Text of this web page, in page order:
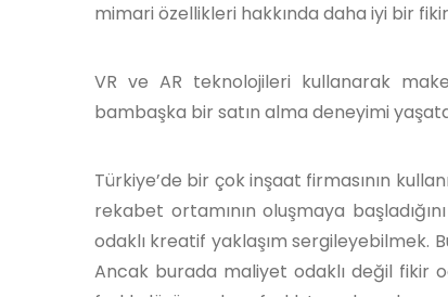
mimari özellikleri hakkında daha iyi bir
VR ve AR teknolojileri kullanarak
bambaşka bir satın alma deneyimi
Türkiye’de bir çok inşaat firmasının
rekabet ortamının oluşmaya
odaklı kreatif yaklaşım
Ancak burada maliyet odaklı değil fikir